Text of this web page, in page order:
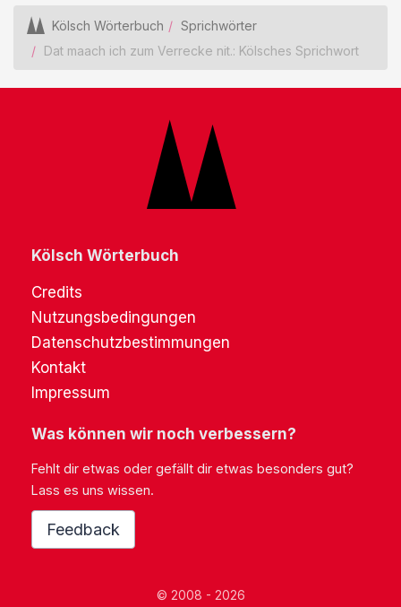
Kölsch Wörterbuch
Sprichwörter
Dat maach ich zum Verrecke nit.: Kölsches Sprichwort
Kölsch Wörterbuch
Credits
Nutzungsbedingungen
Datenschutzbestimmungen
Kontakt
Impressum
Was können wir noch verbessern?
Fehlt dir etwas oder gefällt dir etwas besonders gut?
Lass es uns wissen.
Feedback
© 2008 - 2026